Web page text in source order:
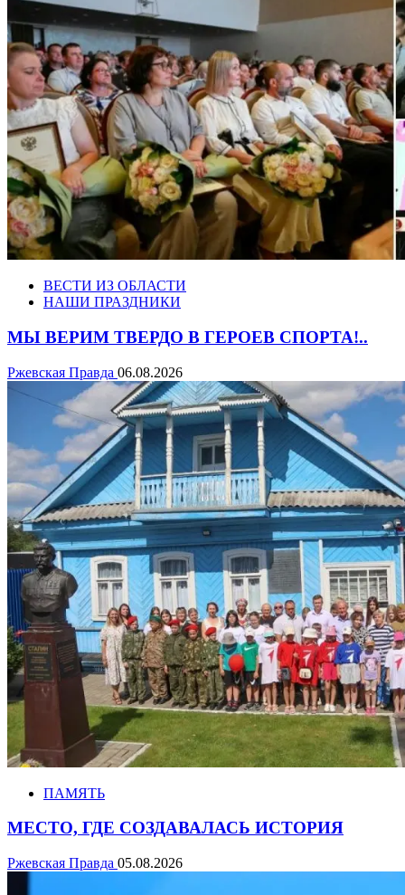
ВЕСТИ ИЗ ОБЛАСТИ
НАШИ ПРАЗДНИКИ
МЫ ВЕРИМ ТВЕРДО В ГЕРОЕВ СПОРТА!..
Ржевская Правда 06.08.2026
ПАМЯТЬ
МЕСТО, ГДЕ СОЗДАВАЛАСЬ ИСТОРИЯ
Ржевская Правда 05.08.2026